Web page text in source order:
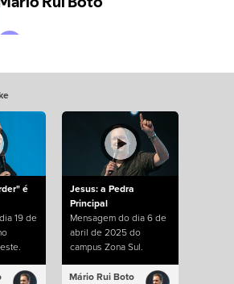
é
19 de
Jesus: a Pedra
Principal
Mensagem do dia 6 de
abril de 2025 do
campus Zona Sul.
Mário Rui Boto